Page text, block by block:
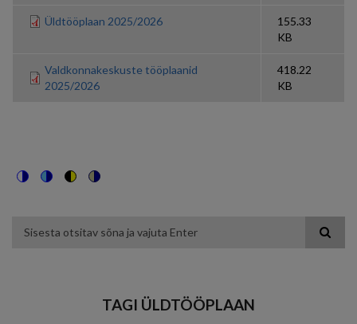
Üldtööplaan 2025/2026
155.33
KB
Valdkonnakeskuste tööplaanid
2025/2026
418.22
KB
color
high
soft
theme
TAGI ÜLDTÖÖPLAAN